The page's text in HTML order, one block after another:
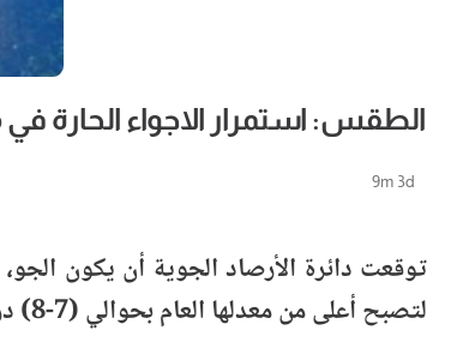
الطقس: استمرار الاجواء الحارة
9m 3d
توقعت دائرة الأرصاد الجوية أن يكون
لتصبح أعلى من معدلها العام بحوالي (7-8) درجات مئوية، والرياح جنوبية شرقية إلى جنوبية غربية خفيفة السرعة والبحر خفيف ارتفاع الموج.